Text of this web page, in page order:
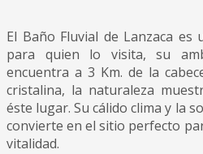
El Baño Fluvial de Lanzaca es
para quien lo visita, su
encuentra a 3 Km. de la
cristalina, la naturaleza
éste lugar. Su cálido clima y la
convierte en el sitio perfecto
vitalidad.